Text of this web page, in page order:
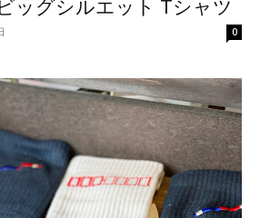
ッグシルエット Tシャツ
0